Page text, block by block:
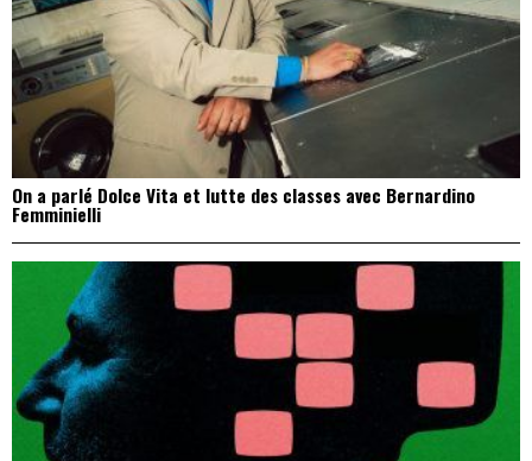
On a parlé Dolce Vita et lutte des classes avec Bernardino
Femminielli